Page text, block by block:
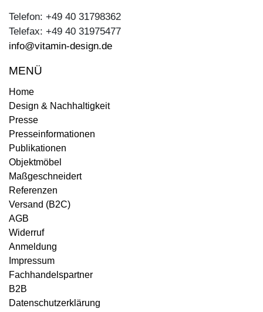
Telefon: +49 40 31798362
Telefax: +49 40 31975477
info@vitamin-design.de
MENÜ
Home
Design & Nachhaltigkeit
Presse
Presseinformationen
Publikationen
Objektmöbel
Maßgeschneidert
Referenzen
Versand (B2C)
AGB
Widerruf
Anmeldung
Impressum
Fachhandelspartner
B2B
Datenschutzerklärung